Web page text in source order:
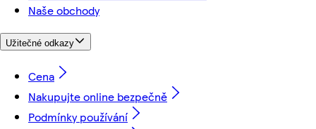
Naše obchody
Užitečné odkazy
Cena
Nakupujte online bezpečně
Podmínky používání